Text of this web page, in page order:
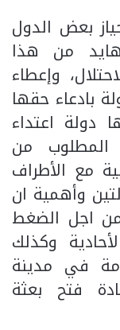
بعض الدول
من هذا
وإعطاء
بادعاء حقها
دولة اعتداء
المطلوب من
مع الأطراف
وأهمية ان
من اجل الضغط
وكذلك
في مدينة
فتح بعثة